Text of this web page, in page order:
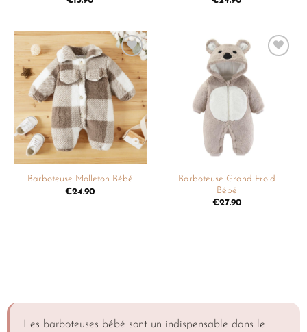
Ajouter
à la
liste de
souhaits
Barboteuse Molleton Bébé
€24.90
souhaits
Barboteuse Grand Froid
Bébé
€27.90
Les barboteuses bébé sont un indispensable dans le